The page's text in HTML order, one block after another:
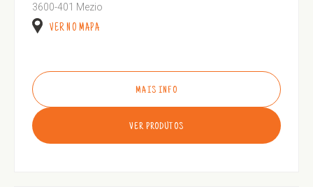
3600-401 Mezio
VER NO MAPA
MAIS INFO
VER PRODUTOS